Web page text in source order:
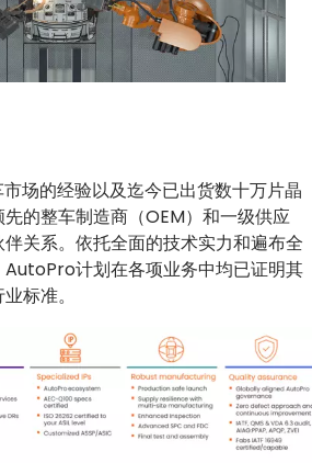
场的经验以及迄今已出货数十万片晶
的整车制造商（OEM）和一级供应
关系。依托全面的技术实力和遍布全
计划在各项业务中均已证明其
标准。